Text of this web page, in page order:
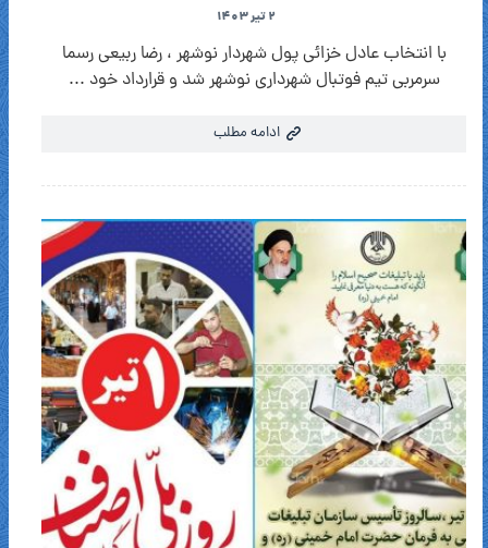
۲ تیر ۱۴۰۳
با انتخاب عادل خزائی پول شهردار نوشهر ، رضا ربیعی رسما
سرمربی تیم فوتبال شهرداری نوشهر شد و قرارداد خود ...
ادامه مطلب